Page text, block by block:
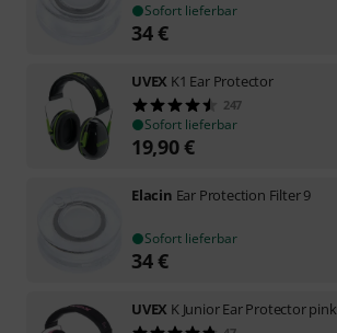
Sofort lieferbar
34€
UVEX K1 Ear Protector
247
Sofort lieferbar
19,90€
Elacin Ear Protection Filter 9
Sofort lieferbar
34€
UVEX K Junior Ear Protector pink